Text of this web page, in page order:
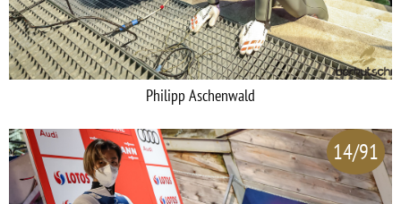
Philipp Aschenwald
14/91